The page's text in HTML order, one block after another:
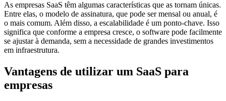
As empresas SaaS têm algumas características que as tornam únicas.
Entre elas, o modelo de assinatura, que pode ser mensal ou anual, é
o mais comum. Além disso, a escalabilidade é um ponto-chave. Isso
significa que conforme a empresa cresce, o software pode facilmente
se ajustar à demanda, sem a necessidade de grandes investimentos
em infraestrutura.
Vantagens de utilizar um SaaS para
empresas